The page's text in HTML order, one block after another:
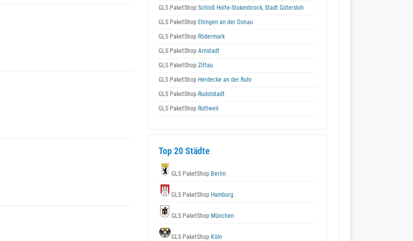
GLS PaketShop Schloß Holte-Stukenbrock, Stadt Gütersloh
GLS PaketShop Ehingen an der Donau
GLS PaketShop Rödermark
GLS PaketShop Arnstadt
GLS PaketShop Zittau
GLS PaketShop Herdecke an der Ruhr
GLS PaketShop Rudolstadt
GLS PaketShop Rottweil
Top 20 Städte
GLS PaketShop Berlin
GLS PaketShop Hamburg
GLS PaketShop München
GLS PaketShop Köln